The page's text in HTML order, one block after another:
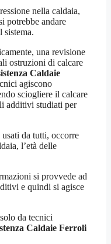
nella caldaia,
potrebbe andare
sistema.
una revisione
ostruzioni di calcare
Caldaie
agiscono
sciogliere il calcare
additivi studiati per
da tutti, occorre
l’età delle
si provvede ad
e quindi si agisce
da tecnici
Caldaie Ferroli